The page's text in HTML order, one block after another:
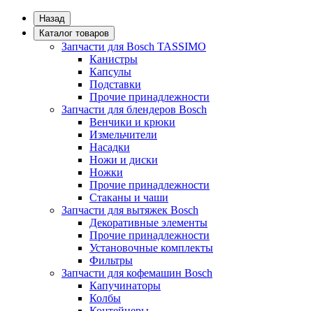
Назад
Каталог товаров
Запчасти для Bosch TASSIMO
Канистры
Капсулы
Подставки
Прочие принадлежности
Запчасти для блендеров Bosch
Венчики и крюки
Измельчители
Насадки
Ножи и диски
Ножки
Прочие принадлежности
Стаканы и чаши
Запчасти для вытяжек Bosch
Декоративные элементы
Прочие принадлежности
Установочные комплекты
Фильтры
Запчасти для кофемашин Bosch
Капучинаторы
Колбы